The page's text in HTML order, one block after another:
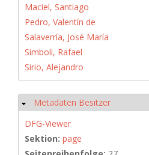
Maciel, Santiago
Pedro, Valentín de
Salaverría, José María
Simboli, Rafael
Sirio, Alejandro
Hide
Metadaten Besitzer
DFG-Viewer
Sektion: page